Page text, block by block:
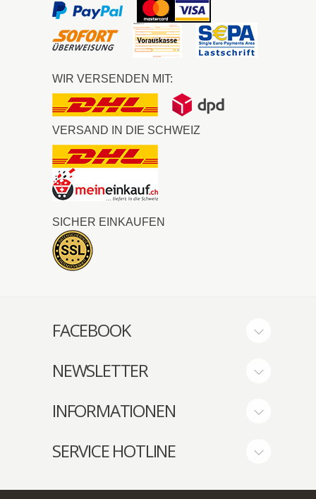
WIR VERSENDEN MIT:
VERSAND IN DIE SCHWEIZ
SICHER EINKAUFEN
FACEBOOK
NEWSLETTER
INFORMATIONEN
SERVICE HOTLINE